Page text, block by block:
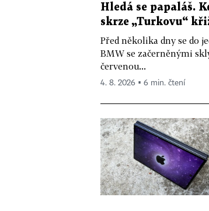
Hledá se papaláš.
skrze „Turkovu“
Před několika dny se do
BMW se začerněnými
červenou...
4. 8. 2026 ▪ 6 min. čtení